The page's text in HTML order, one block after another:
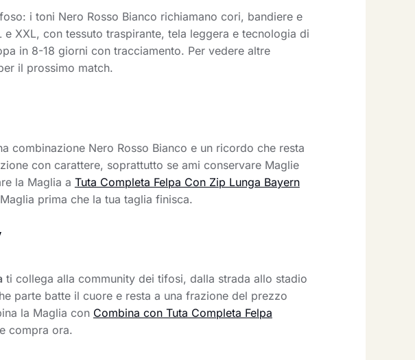
i toni Nero Rosso Bianco richiamano cori, bandiere e
XXL, con tessuto traspirante, tela leggera e tecnologia di
in 8-18 giorni con tracciamento. Per vedere altre
il prossimo match.
combinazione Nero Rosso Bianco e un ricordo che resta
con carattere, soprattutto se ami conservare Maglie
la Maglia a Tuta Completa Felpa Con Zip Lunga Bayern
prima che la tua taglia finisca.
ti collega alla community dei tifosi, dalla strada allo stadio
parte batte il cuore e resta a una frazione del prezzo
la Maglia con Combina con Tuta Completa Felpa
compra ora.